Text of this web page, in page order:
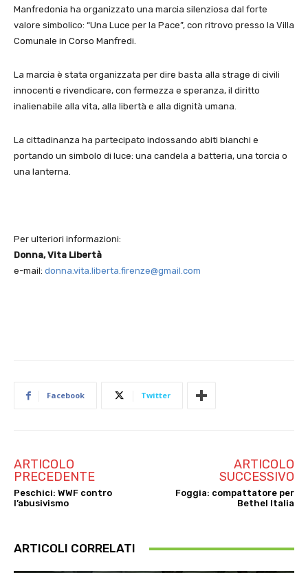
Manfredonia ha organizzato una marcia silenziosa dal forte
valore simbolico: “Una Luce per la Pace”, con ritrovo presso la Villa
Comunale in Corso Manfredi.
La marcia è stata organizzata per dire basta alla strage di civili
innocenti e rivendicare, con fermezza e speranza, il diritto
inalienabile alla vita, alla libertà e alla dignità umana.
La cittadinanza ha partecipato indossando abiti bianchi e
portando un simbolo di luce: una candela a batteria, una torcia o
una lanterna.
Per ulteriori informazioni:
Donna, Vita Libertà
e-mail: donna.vita.liberta.firenze@gmail.com
Facebook Twitter
ARTICOLO
PRECEDENTE
Peschici: WWF contro
l’abusivismo
ARTICOLO
SUCCESSIVO
Foggia: compattatore per
Bethel Italia
ARTICOLI CORRELATI